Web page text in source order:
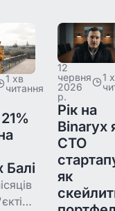
61 і
за
справжній
пасивний
дохід —
поки друг
порадив
Binaryx.
Тепер він
володіє
кількома
об'єктами
Балі та
отримує
1 хв
читання
Балі
12
червня
2026
р.
1
Рік на
Binaryx
CTO
як